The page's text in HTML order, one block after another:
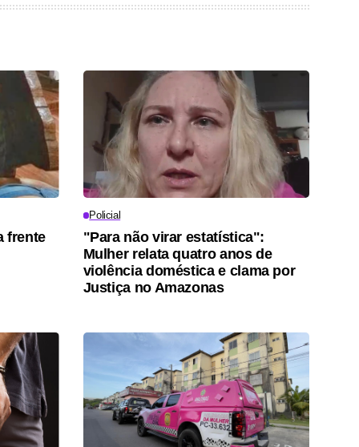
frente
Policial
"Para não virar estatística":
Mulher relata quatro anos de
violência doméstica e clama por
Justiça no Amazonas